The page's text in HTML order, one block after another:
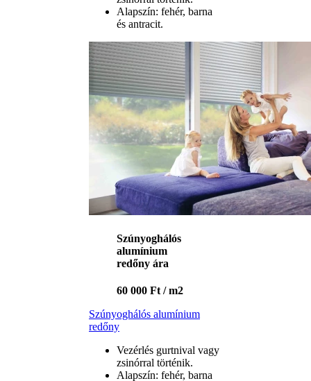
Alapszín: fehér, barna
és antracit.
Szúnyoghálós
alumínium
redőny ára
60 000 Ft / m2
Szúnyoghálós alumínium
redőny
Vezérlés gurtnival vagy
zsinórral történik.
Alapszín: fehér, barna